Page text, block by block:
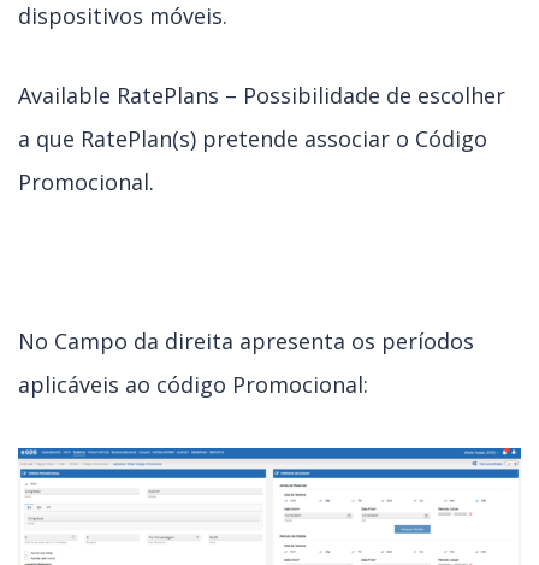
dispositivos móveis.
Available RatePlans – Possibilidade de escolher
a que RatePlan(s) pretende associar o Código
Promocional.
No Campo da direita apresenta os períodos
aplicáveis ao código Promocional: